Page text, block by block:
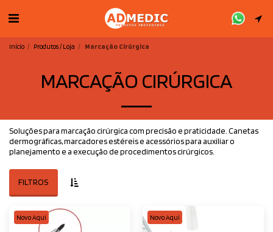
Início Produtos / Loja Marcação Cirúrgica
MARCAÇÃO CIRÚRGICA
Soluções para marcação cirúrgica com precisão e praticidade. Canetas
dermográficas, marcadores estéreis e acessórios para auxiliar o
planejamento e a execução de procedimentos cirúrgicos.
FILTROS
Novo Aqui Novo Aqui